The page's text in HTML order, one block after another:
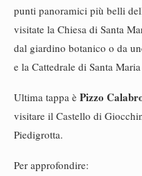
punti panoramici più belli
visitate la Chiesa di Santa
dal giardino botanico o da
e la Cattedrale di Santa
Ultima tappa è Pizzo
visitare il Castello di
Piedigrotta.
Per approfondire: